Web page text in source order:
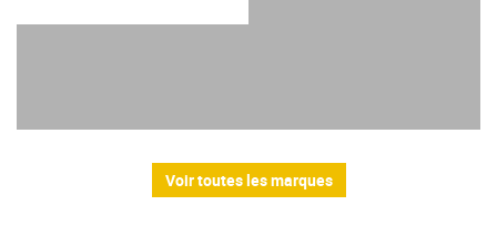
Voir toutes les marques